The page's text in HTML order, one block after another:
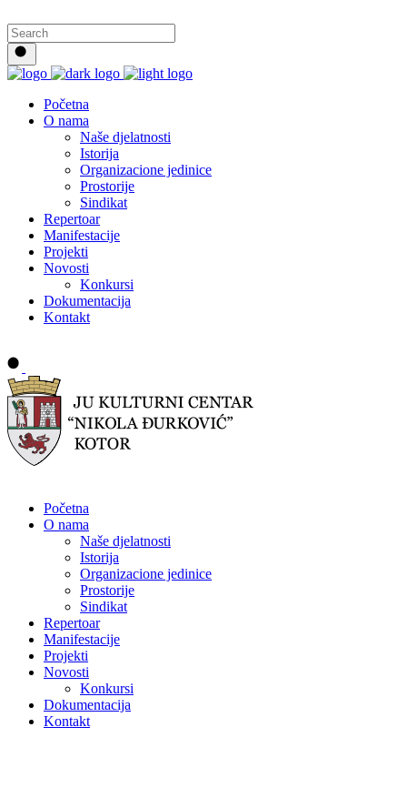
Početna
O nama
Naše djelatnosti
Istorija
Organizacione jedinice
Prostorije
Sindikat
Repertoar
Manifestacije
Projekti
Novosti
Konkursi
Dokumentacija
Kontakt
Početna
O nama
Naše djelatnosti
Istorija
Organizacione jedinice
Prostorije
Sindikat
Repertoar
Manifestacije
Projekti
Novosti
Konkursi
Dokumentacija
Kontakt